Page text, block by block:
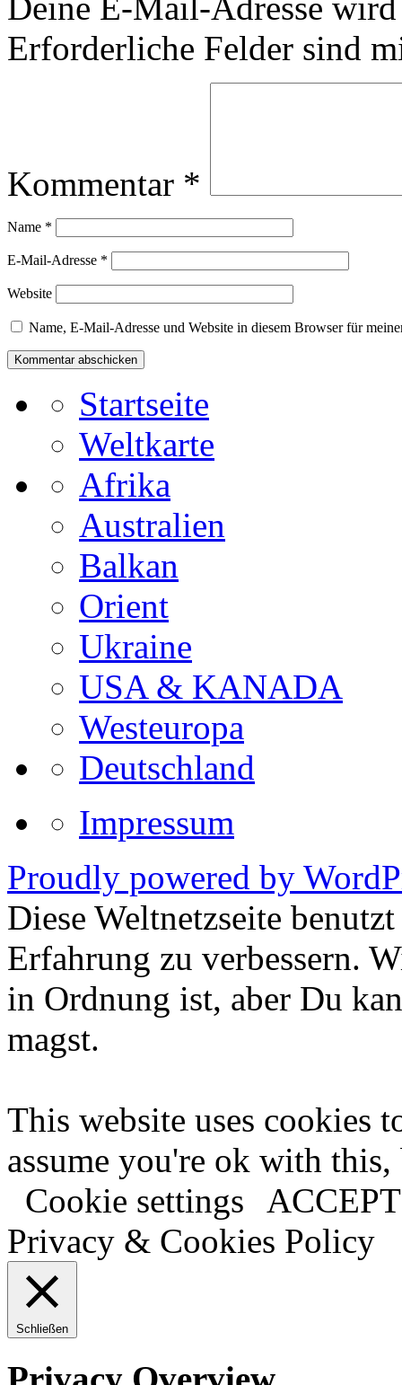
Deine E-Mail-Adresse
Erforderliche Felder sind
Kommentar *
Name *
E-Mail-Adresse *
Website
Name, E-Mail-Adresse und Website in diesem Browser für
Startseite
Weltkarte
Afrika
Australien
Balkan
Orient
Ukraine
USA & KANADA
Westeuropa
Deutschland
Impressum
Proudly powered by
Diese Weltnetzseite
Erfahrung zu verbessern.
in Ordnung ist, aber Du
magst.
This website uses cookies
assume you're ok with
Cookie settings
ACCEPT
Privacy & Cookies Policy
Schließen